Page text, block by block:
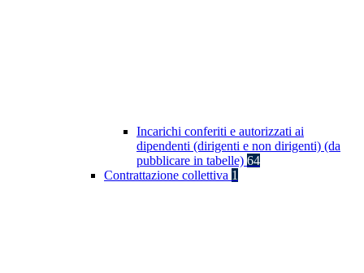
Incarichi conferiti e autorizzati ai
dipendenti (dirigenti e non dirigenti) (da
pubblicare in tabelle) 64
Contrattazione collettiva 1